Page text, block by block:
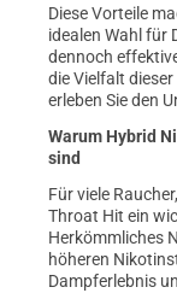
Diese Vorteile
idealen Wahl für
dennoch
die Vielfalt
erleben Sie den
Warum Hybrid
sind
Für viele
Throat Hit ein
Herkömmliches
höheren
Dampferlebnis